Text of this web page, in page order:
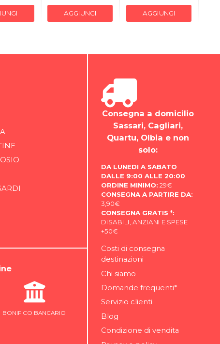
AGGIUNGI AGGIUNGI
BONIFICO BANCARIO
Consegna a domicilio
Sassari, Cagliari,
Quartu, Olbia e non
solo:
DA LUNEDI A SABATO
DALLE 9:00 ALLE 20:00
ORDINE MINIMO: 29€
CONSEGNA A PARTIRE DA:
3,90€
CONSEGNA GRATIS *:
DISABILI, ANZIANI E SPESE
+50€
Costi di consegna
destinazioni
Chi siamo
Domande frequenti*
Servizio clienti
Blog
Condizione di vendita